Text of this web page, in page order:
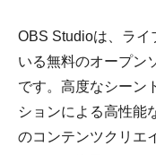
OBS Studioは、ライ
いる無料のオープン
です。高度なシーン
ションによる高性能
のコンテンツクリエ